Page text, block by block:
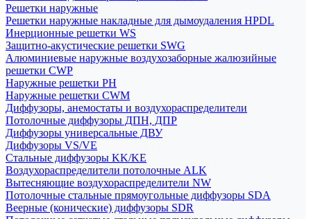
Решетки наружные
Решетки наружные накладные для дымоудаления HPDL
Инерционные решетки WS
Защитно-акустические решетки SWG
Алюминиевые наружные воздухозаборные жалюзийные
решетки CWP
Наружные решетки РН
Наружные решетки CWM
Диффузоры, анемостаты и воздухораспределители
Потолочные диффузоры ДПН, ДПР
Диффузоры универсальные ДВУ
Диффузоры VS/VE
Стальные диффузоры KK/KE
Воздухораспределители потолочные ALK
Вытесняющие воздухораспределители NW
Потолочные стальные прямоугольные диффузоры SDA
Веерные (конические) диффузоры SDR